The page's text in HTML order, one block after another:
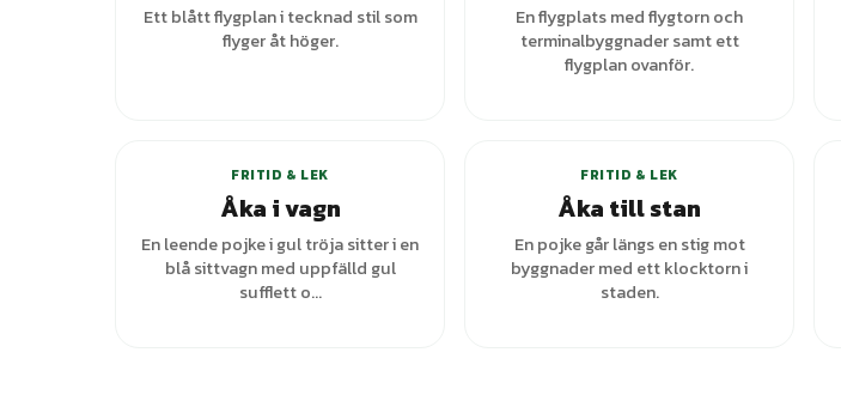
Ett blått flygplan i tecknad stil som
flyger åt höger.
En flygplats med flygtorn och
terminalbyggnader samt ett
flygplan ovanför.
FRITID & LEK
Åka i vagn
En leende pojke i gul tröja sitter i en
blå sittvagn med uppfälld gul
sufflett o...
FRITID & LEK
Åka till stan
En pojke går längs en stig mot
byggnader med ett klocktorn i
staden.